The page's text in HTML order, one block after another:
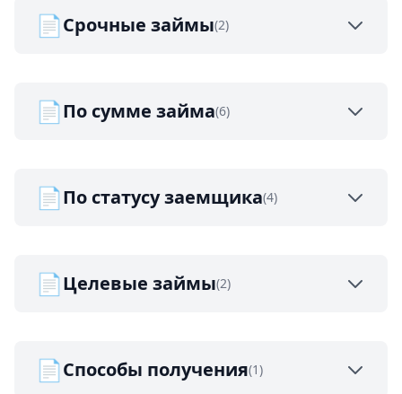
📄Срочные займы(2)
📄По сумме займа(6)
📄По статусу заемщика(4)
📄Целевые займы(2)
📄Способы получения(1)